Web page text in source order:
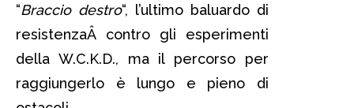
“Braccio destro“, l’ultimo baluardo di
resistenzaÂ contro gli esperimenti
della W.C.K.D., ma il percorso per
raggiungerlo è lungo e pieno di